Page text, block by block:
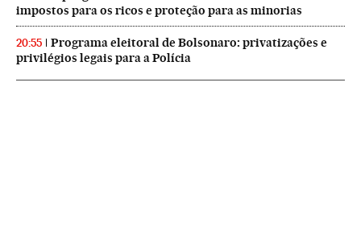
impostos para os ricos e proteção para as minorias
20:55
Programa eleitoral de Bolsonaro: privatizações e
privilégios legais para a Polícia